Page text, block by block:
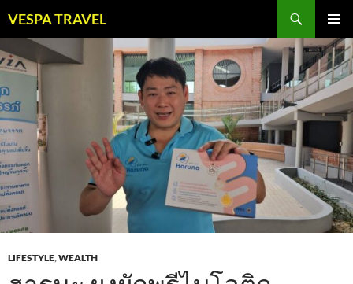
to
content
VESPA TRAVEL
MENU
LIFESTYLE,WEALTH